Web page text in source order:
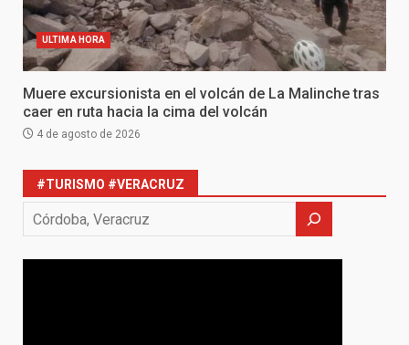
ULTIMA HORA
Muere excursionista en el volcán de La Malinche tras
caer en ruta hacia la cima del volcán
4 de agosto de 2026
#TURISMO #VERACRUZ